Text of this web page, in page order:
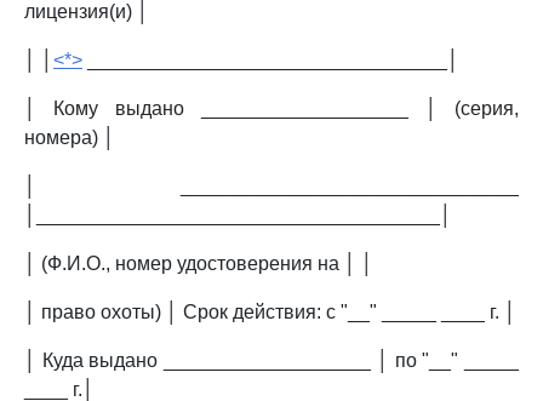
лицензия(и) │
<*>
│ Кому выдано ___________________ │ (серия,
номера) │
│ (Ф.И.О., номер удостоверения на │ │
│ право охоты) │ Срок действия: с "__" _____ ____ г. │
│ Куда выдано ___________________ │ по "__" _____
____ г.│